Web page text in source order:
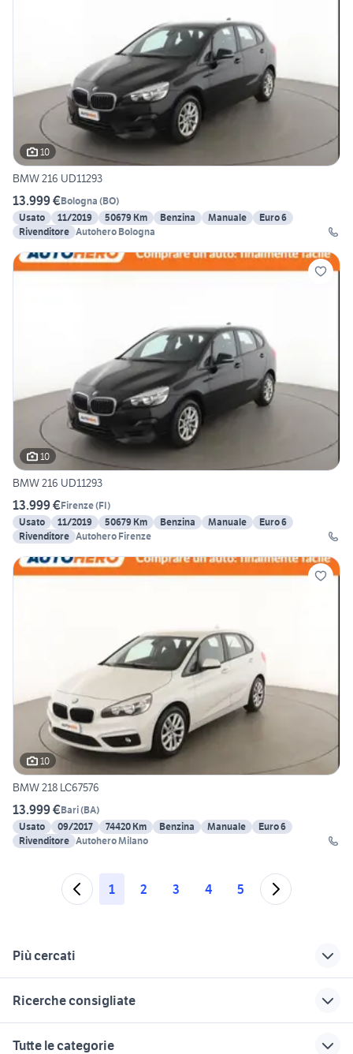
10
BMW 216 UD11293
13.999 €Bologna (BO)
Usato
11/2019 50679 Km Benzina Manuale
Euro 6
Rivenditore Autohero Bologna
10
BMW 216 UD11293
13.999 €Firenze(FI)
Usato
11/2019 50679 Km Benzina Manuale
Euro 6
Rivenditore Autohero Firenze
10
BMW 218 LC67576
13.999 €Bari(BA)
Usato
09/2017 74420 Km Benzina Manuale
Euro 6
Rivenditore Autohero Milano
1 2 3 4 5
Più cercati
bmw Santa Maria
bmw x1 xline 2016
Ricerche consigliate
provincia
Tutte le categorie